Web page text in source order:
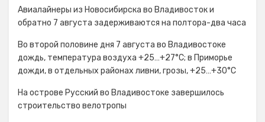
Авиалайнеры из Новосибирска во Владивосток и
обратно 7 августа задерживаются на полтора-два часа
Во второй половине дня 7 августа во Владивостоке
дождь, температура воздуха +25…+27°С; в Приморье
дожди, в отдельных районах ливни, грозы, +25…+30°C
На острове Русский во Владивостоке завершилось
строительство велотропы